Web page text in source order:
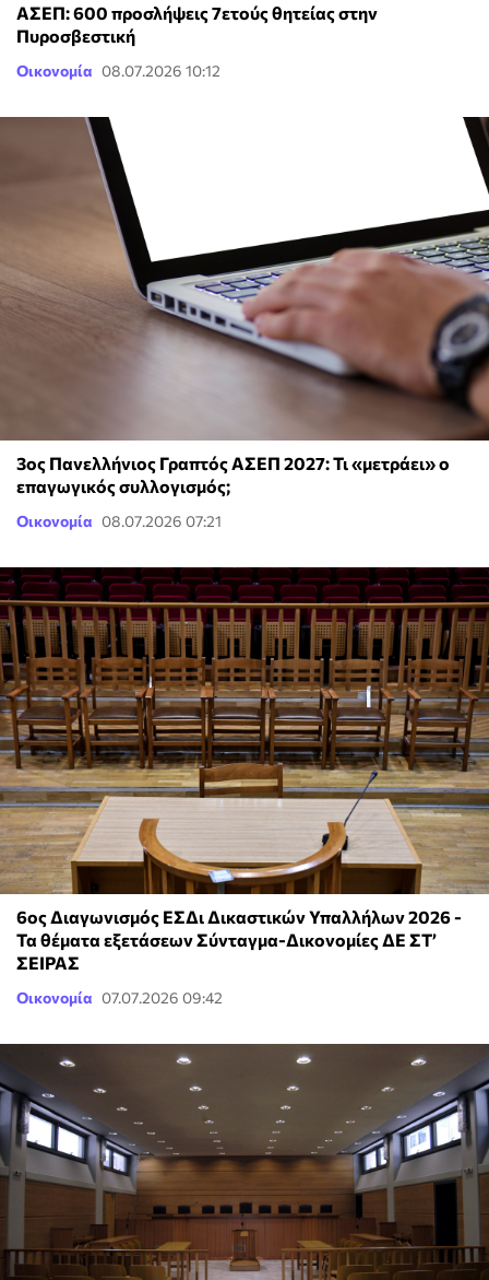
ΑΣΕΠ: 600 προσλήψεις 7ετούς θητείας στην
Πυροσβεστική
Οικονομία 08.07.2026 10:12
3ος Πανελλήνιος Γραπτός ΑΣΕΠ 2027: Τι «μετράει» ο
επαγωγικός συλλογισμός;
Οικονομία 08.07.2026 07:21
6ος Διαγωνισμός ΕΣΔι Δικαστικών Υπαλλήλων 2026 -
Τα θέματα εξετάσεων Σύνταγμα-Δικονομίες ΔΕ ΣΤ’
ΣΕΙΡΑΣ
Οικονομία 07.07.2026 09:42